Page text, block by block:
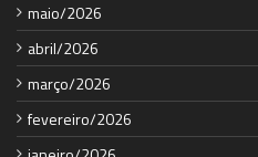
maio/2026
abril/2026
março/2026
fevereiro/2026